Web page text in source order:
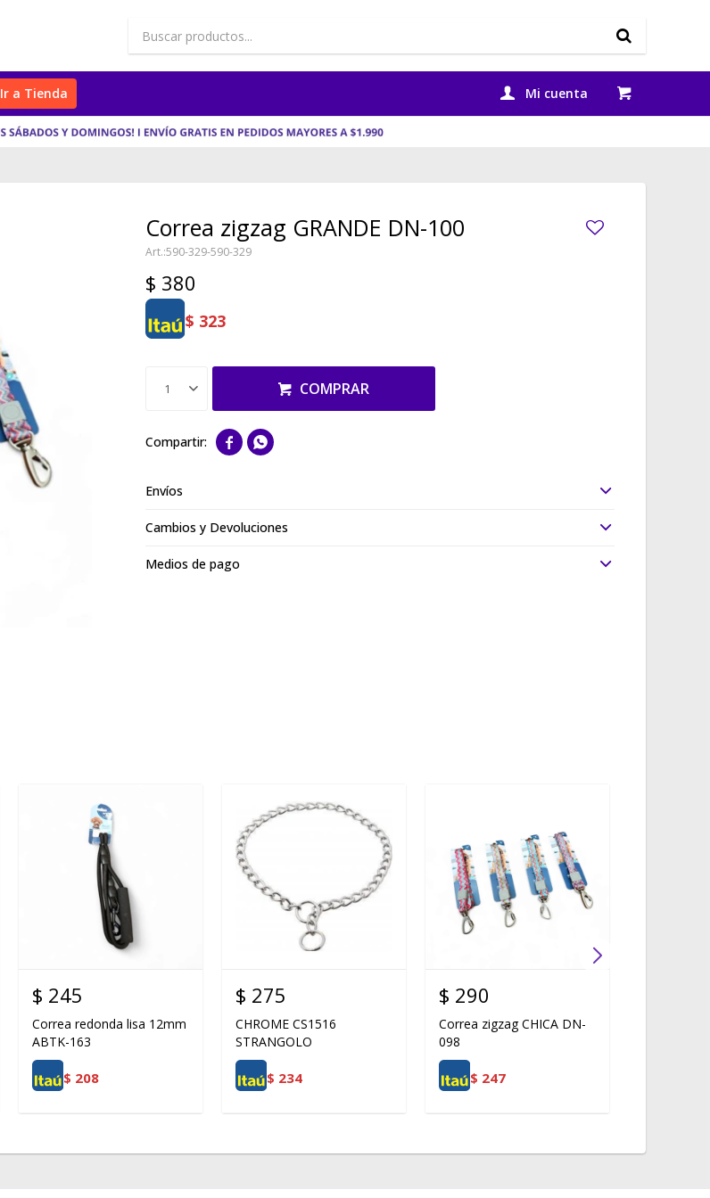
Ir a Tienda
Correa zigzag GRANDE DN-100
590-329-590-329
$ 380
$ 323
1 COMPRAR
 
Envíos
Cambios y Devoluciones
Medios de pago
$ 245
Correa redonda lisa 12mm
ABTK-163
$ 208
$ 275
CHROME CS1516
STRANGOLO
$ 234
$ 290
Correa zigzag CHICA DN-
098
$ 247